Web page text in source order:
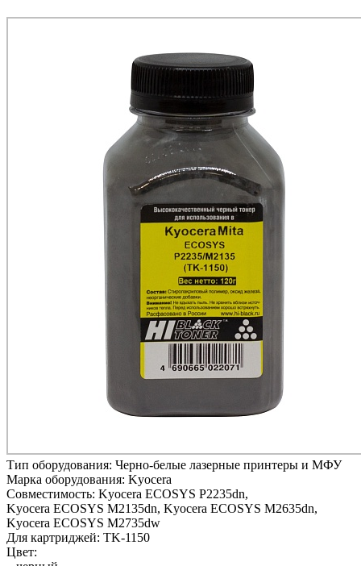
Тип оборудования: Черно-белые лазерные принтеры и МФУ
Марка оборудования: Kyocera
Совместимость: Kyocera ECOSYS P2235dn,
Kyocera ECOSYS M2135dn, Kyocera ECOSYS M2635dn,
Kyocera ECOSYS M2735dw
Для картриджей: TK-1150
Цвет: